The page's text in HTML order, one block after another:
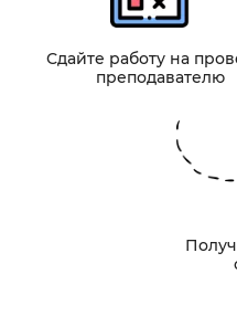
Сдайте работу на
преподавателю